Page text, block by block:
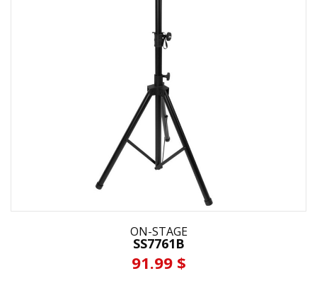
ON-STAGE
SS7761B
91.99 $